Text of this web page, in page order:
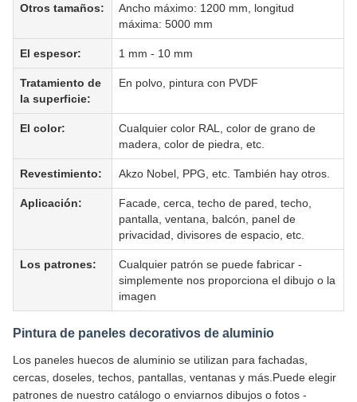
Otros tamaños:
Ancho máximo: 1200 mm, longitud
máxima: 5000 mm
El espesor: 1 mm - 10 mm
Tratamiento de
la superficie:
En polvo, pintura con PVDF
El color:
Cualquier color RAL, color de grano de
madera, color de piedra, etc.
Revestimiento: Akzo Nobel, PPG, etc. También hay otros.
Aplicación:
Facade, cerca, techo de pared, techo,
pantalla, ventana, balcón, panel de
privacidad, divisores de espacio, etc.
Los patrones:
Cualquier patrón se puede fabricar -
simplemente nos proporciona el dibujo o la
imagen
Pintura de paneles decorativos de aluminio
Los paneles huecos de aluminio se utilizan para fachadas,
cercas, doseles, techos, pantallas, ventanas y más.Puede elegir
patrones de nuestro catálogo o enviarnos dibujos o fotos -